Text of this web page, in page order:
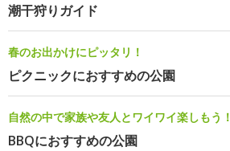
潮干狩りガイド
春のお出かけにピッタリ！
ピクニックにおすすめの公園
自然の中で家族や友人とワイワイ楽しもう！
BBQにおすすめの公園